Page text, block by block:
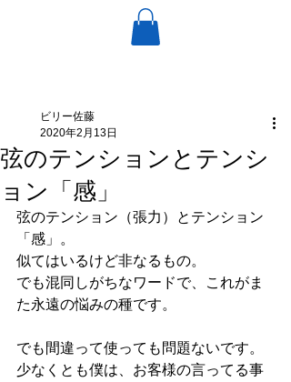
弦のテンションとテンシ
ョン「感」
ビリー佐藤
2020年2月13日
弦のテンション（張力）とテンション
「感」。
似てはいるけど非なるもの。
でも混同しがちなワードで、これがま
た永遠の悩みの種です。
でも間違って使っても問題ないです。
少なくとも僕は、お客様の言ってる事